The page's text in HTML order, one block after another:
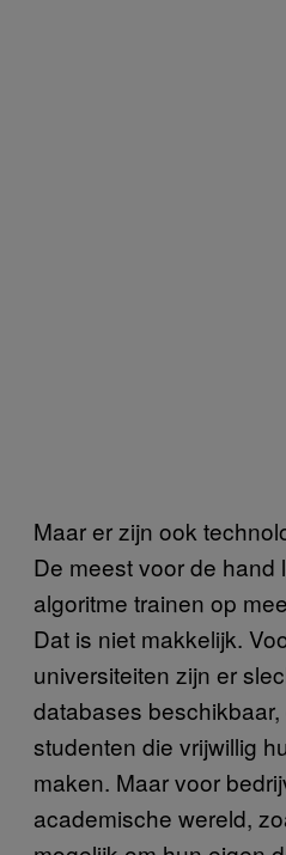
Maar er zijn ook
De meest voor de hand
algoritme trainen op
Dat is niet makkelijk.
universiteiten zijn er
databases
studenten die vrijwillig
maken. Maar voor
academische wereld,